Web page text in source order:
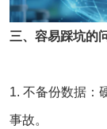
三、容易踩坑的
1. 不备份数据：
事故。